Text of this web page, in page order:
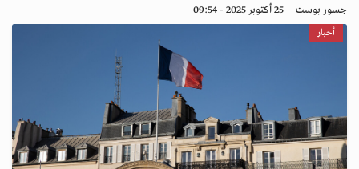
جسور بوست 25 أكتوبر 2025 - 09:54
أخبار